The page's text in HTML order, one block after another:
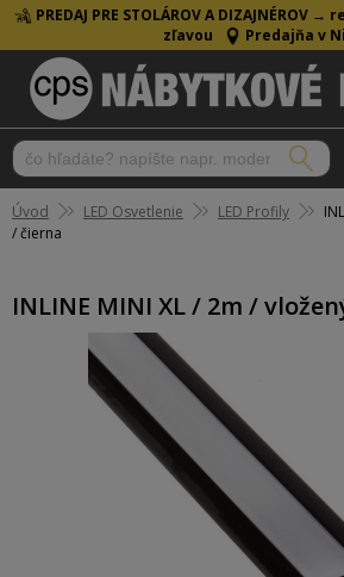
PREDAJ PRE STOLÁROV A DIZAJNÉROV →
zľavou
Predajňa v
Úvod LED Osvetlenie LED Profily
/ čierna
INLINE MINI XL / 2m /